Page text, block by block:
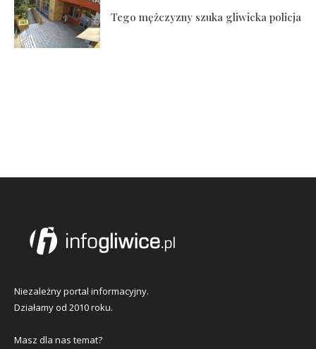
Tego mężczyzny szuka gliwicka policja
Niezależny portal informacyjny.
Działamy od 2010 roku.
Masz dla nas temat?